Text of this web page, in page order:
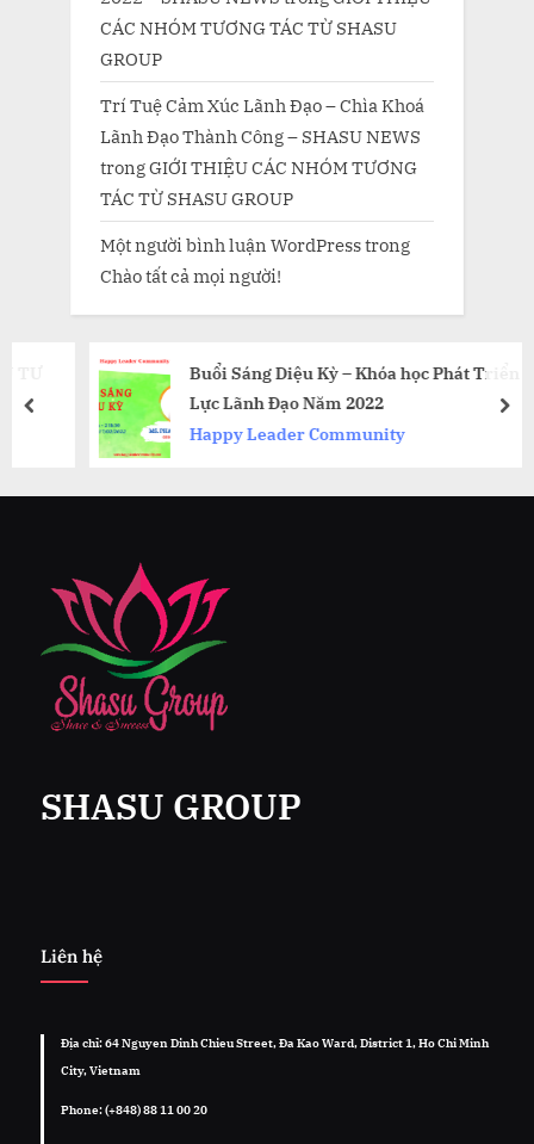
CÁC NHÓM TƯƠNG TÁC TỪ SHASU
GROUP
Trí Tuệ Cảm Xúc Lãnh Đạo – Chìa Khoá
Lãnh Đạo Thành Công – SHASU NEWS
trongGIỚI THIỆU CÁC NHÓM TƯƠNG
TÁC TỪ SHASU GROUP
Một người bình luận WordPresstrong
Chào tất cả mọi người!
Buổi Sáng Diệu Kỳ – Khóa học Phát Triển Năng
Lực Lãnh Đạo Năm 2022
Happy Leader Community
prev
SHASU GROUP
Liên hệ
Địa chỉ: 64 Nguyen Dinh Chieu Street, Đa Kao Ward, District 1, Ho Chi Minh
City, Vietnam
Phone: (+848) 88 11 00 20